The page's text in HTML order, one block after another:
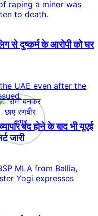
से दुष्कर्म के आरोपी को घर
बंद होने के बाद भी यूएई
जारी